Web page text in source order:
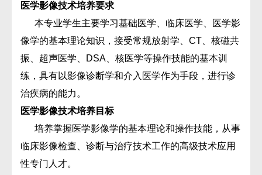
医学影像技术培养要求
本专业学生主要学习基础医学、临床医学、医学影
像学的基本理论知识，接受常规放射学、CT、核磁共
振、超声医学、DSA、核医学等操作技能的基本训
练，具有以影像诊断学和介入医学作为手段，进行诊
治疾病的能力。
医学影像技术培养目标
培养掌握医学影像学的基本理论和操作技能，从事
临床影像检查、诊断与治疗技术工作的高级技术应用
性专门人才。